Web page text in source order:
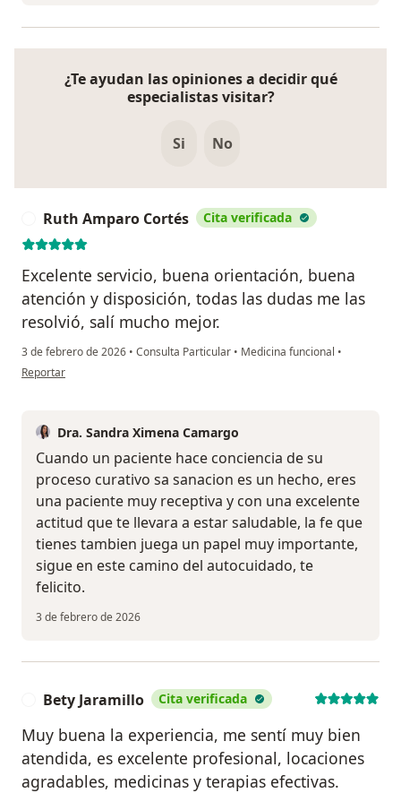
¿Te ayudan las opiniones a decidir qué
especialistas visitar?
Si No
Ruth Amparo Cortés Cita verificada
Excelente servicio, buena orientación, buena
atención y disposición, todas las dudas me las
resolvió, salí mucho mejor.
3 de febrero de 2026 • Consulta Particular • Medicina funcional •
en opinión del usuario Ruth Amparo Cortés
Reportar
Dra. Sandra Ximena Camargo
Cuando un paciente hace conciencia de su
proceso curativo sa sanacion es un hecho, eres
una paciente muy receptiva y con una excelente
actitud que te llevara a estar saludable, la fe que
tienes tambien juega un papel muy importante,
sigue en este camino del autocuidado, te
felicito.
3 de febrero de 2026
Bety Jaramillo Cita verificada
Muy buena la experiencia, me sentí muy bien
atendida, es excelente profesional, locaciones
agradables, medicinas y terapias efectivas.